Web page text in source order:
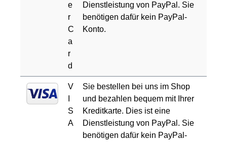
e
r
C
a
r
d
Dienstleistung von PayPal. Sie
benötigen dafür kein PayPal-
Konto.
V
S
A
Sie bestellen bei uns im Shop
und bezahlen bequem mit Ihrer
Kreditkarte. Dies ist eine
Dienstleistung von PayPal. Sie
benötigen dafür kein PayPal-